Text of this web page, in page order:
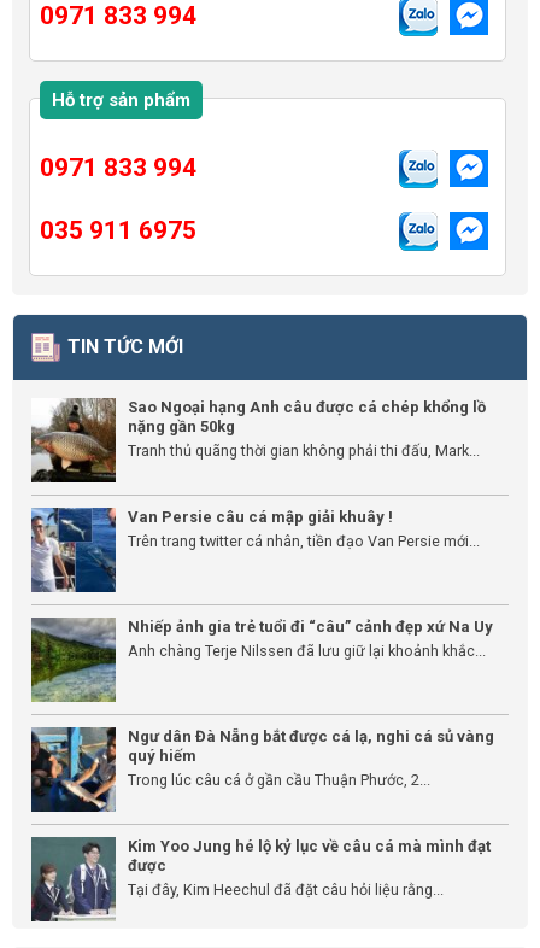
0971 833 994
Hỗ trợ sản phẩm
0971 833 994
035 911 6975
TIN TỨC MỚI
Sao Ngoại hạng Anh câu được cá chép khổng lồ
nặng gần 50kg
Tranh thủ quãng thời gian không phải thi đấu, Mark...
Van Persie câu cá mập giải khuây !
Trên trang twitter cá nhân, tiền đạo Van Persie mới...
Nhiếp ảnh gia trẻ tuổi đi “câu” cảnh đẹp xứ Na Uy
Anh chàng Terje Nilssen đã lưu giữ lại khoảnh khắc...
Ngư dân Đà Nẵng bắt được cá lạ, nghi cá sủ vàng
quý hiếm
Trong lúc câu cá ở gần cầu Thuận Phước, 2...
Kim Yoo Jung hé lộ kỷ lục về câu cá mà mình đạt
được
Tại đây, Kim Heechul đã đặt câu hỏi liệu rằng...